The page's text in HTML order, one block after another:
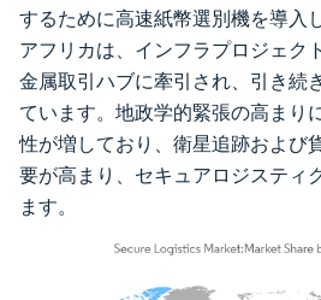
するために高速紙幣選別機を導入
アフリカは、インフラプロジェク
金属取引ハブに牽引され、引き続
ています。地政学的緊張の高まり
性が増しており、衛星追跡および
要が高まり、セキュアロジスティ
ます。